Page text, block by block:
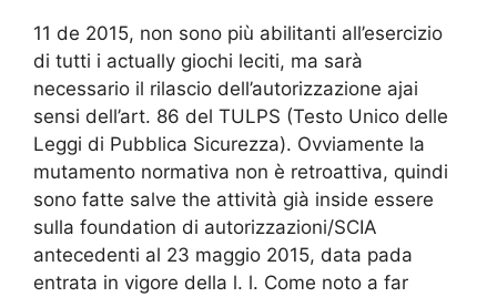
11 de 2015, non sono più abilitanti all’esercizio
di tutti i actually giochi leciti, ma sarà
necessario il rilascio dell’autorizzazione ajai
sensi dell’art. 86 del TULPS (Testo Unico delle
Leggi di Pubblica Sicurezza). Ovviamente la
mutamento normativa non è retroattiva, quindi
sono fatte salve the attività già inside essere
sulla foundation di autorizzazioni/SCIA
antecedenti al 23 maggio 2015, data pada
entrata in vigore della l. l. Come noto a far